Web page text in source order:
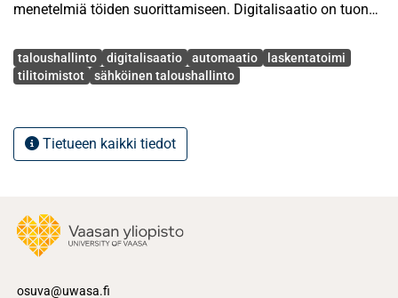
menetelmiä töiden suorittamiseen. Digitalisaatio on tuonut
tekoälyn, data-analytiikkaa, BI-työkaluja, mutta miten nämä
kaikki tulevat vaikuttamaan taloushallinnon osaajan rooliin
tulevaisuudessa.
kohderyhmänä ovat tilitoimistossa työskentelevät
kirjanpitäjät tai taloushallinnon asiantuntijat. Tutkielmassa
työskentelevän taloushallinnon osaajan työhön ja
Avainsanat
taloushallinto digitalisaatio automaatio
laskentatoimi
tilitoimistot
sähköinen taloushallinto
Tietueen kaikki tiedot
osuva@uwasa.fi